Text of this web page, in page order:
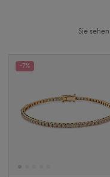
Sie
-7%